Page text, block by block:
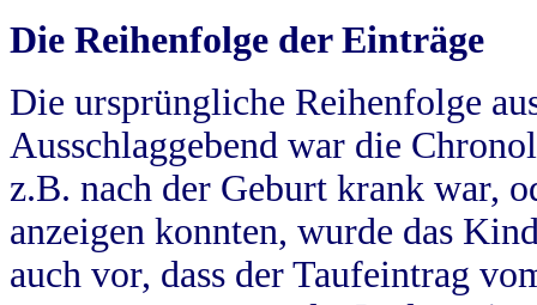
Die Reihenfolge der Einträge
Die ursprüngliche Reihenfolge
Ausschlaggebend war die
z.B. nach der Geburt krank war,
anzeigen konnten, wurde das
auch vor, dass der Taufeintrag